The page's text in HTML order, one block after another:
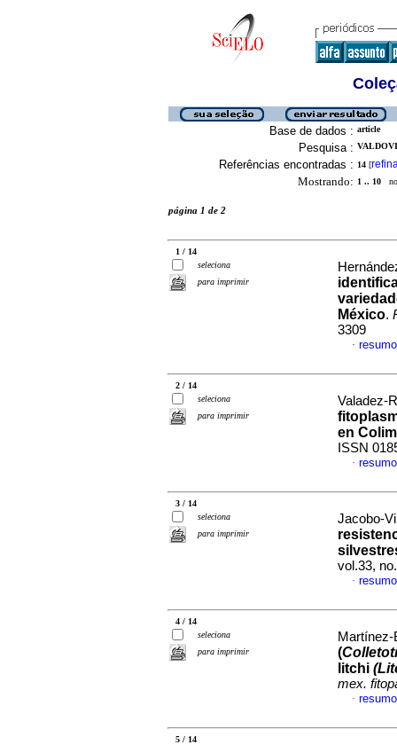
Base de dados : article
Pesquisa :
Referências encontradas : 14 [
Mostrando: 1 .. 10
página 1 de 2
1 / 14
seleciona
para imprimir
México.
3309
·
2 / 14
seleciona
para imprimir
Valadez-
en
ISSN
·
3 / 14
seleciona
para imprimir
Jacobo-
vol.33,
·
4 / 14
seleciona
para imprimir
(
litchi
mex.
·
5 / 14